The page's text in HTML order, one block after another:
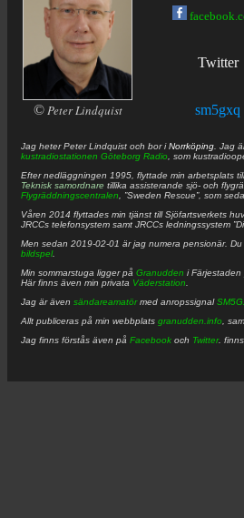
© Peter Lindquist
Twitter
sm5gxq
Jag heterPeter Lindquist och bor iNorrköping . Jag
kustradiostationen Göteborg Radio , som
Efter nedläggningen 1995, flyttade min arbetsplats
Teknisk samordnare tillika assisterande sjö- och
Flygräddningscentralen , ”Sweden Rescue”, som
Våren 2014 flyttades min tjänst till Sjöfartsverkets
JRCCs telefonsystem samt JRCCs ledningssystem
Men sedan 2019-02-01 är jag numera pensionär. Du
bildspel.
Min sommarstuga ligger på Granudden i
Här finns även min privata Väderstation
Jag är även sändareamatörmed anropssignal
Allt publiceras på min webbplats granudden.info ,
Jag finns förstås även på Facebook och Twitter.